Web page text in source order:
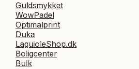
Guldsmykket
WowPadel
Optimalprint
Duka
LaguioleShop.dk
Boligcenter
Bulk